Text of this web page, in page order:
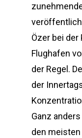
Özer bei
Flughafen
der Regel.
der
Ganz
den